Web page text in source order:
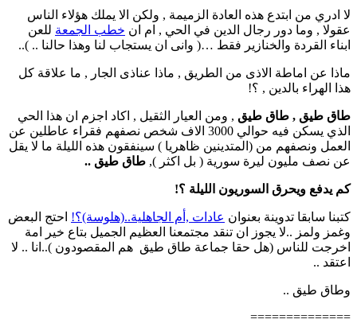
لا ادري من ابتدع هذه العادة الزميمة , ولكن الا يملك هؤلاء الناس
عقولا , وما دور رجال الدين في الحي , ام ان خطب الجمعة للعن
ابناء القردة والخنازير فقط …( وانى ان يستجاب لنا وهذا حالنا .. )..
ماذا عن اماطة الاذى من الطريق , ماذا عناذى الجار , ما علاقة كل
هذا الهراء بالدين , ؟!
طاق طيق , طاق طيق , ومن العيار الثقيل , اكاد اجزم ان هذا الحي
الذي يسكن فيه حوالي 3000 الاف شخص نصفهم فقراء عاطلين عن
العمل ونصفهم من (المتدينين ظاهريا ) سينفقون هذه الليلة ما لا يقل
عن نصف مليون ليرة سورية ( بل اكثر ), طاق طيق ..
كم يدفع ويحرق السوريون الليلة ؟!
كتبنا سابقا تدوينة بعنوان عادات ,أم الجاهلية..(هلوسة)؟! احتج البعض
وغمز ولمز ..لا يجوز ان تنقد مجتمعنا العظيم الجميل بتاع خير امة
اخرجت للناس (هل حقا جماعة طاق طيق هم المقصودون )..انا .. لا
اعتقد ..
وطاق طيق ..
==============